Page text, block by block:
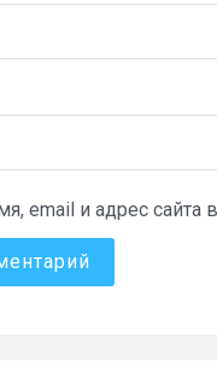
email и адрес